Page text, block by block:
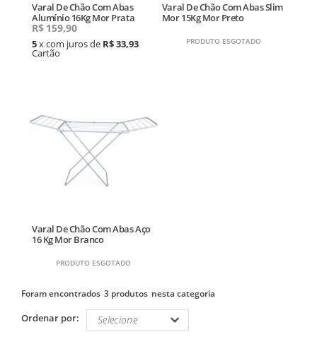
Varal De Chão Com Abas
Alumínio 16Kg Mor Prata
R$ 159,90
5x com juros de R$ 33,93
Cartão
Varal De Chão Com Abas Slim
Mor 15Kg Mor Preto
PRODUTO ESGOTADO
Varal De Chão Com Abas Aço
16 Kg Mor Branco
PRODUTO ESGOTADO
3 produtos
Ordenar por: